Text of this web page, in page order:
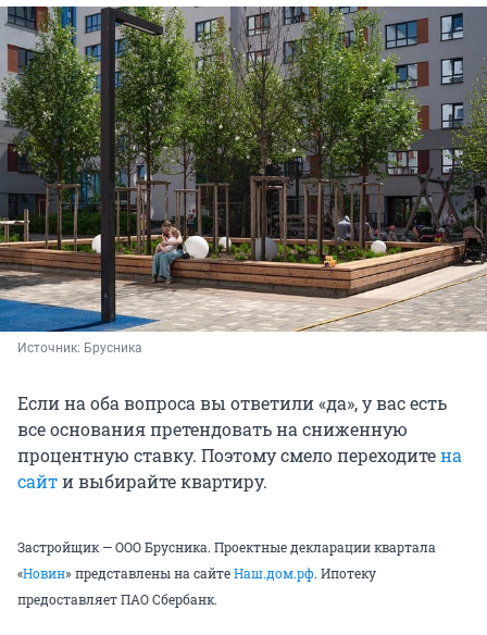
Источник: Брусника
Если на оба вопроса вы ответили «да», у вас есть
все основания претендовать на сниженную
процентную ставку. Поэтому смело переходитена
сайти выбирайте квартиру.
Застройщик — ООО Брусника. Проектные декларации квартала
«Новин» представлены на сайтеНаш.дом.рф. Ипотеку
предоставляет ПАО Сбербанк.